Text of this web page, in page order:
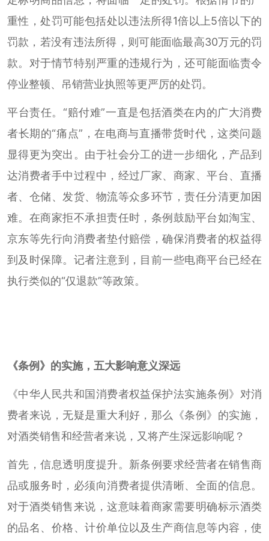
重性，处罚可能包括处以违法所得1倍以上5倍以下的
罚款，若没有违法所得，则可能面临最高30万元的罚
款。对于情节特别严重的违规行为，还可能面临责令
停业整顿、吊销营业执照等更严厉的处罚。
平台责任。“赔付难”一直是包括酒类在内的广大消费
者长期的“痛点”，在电商与直播带货时代，这类问题
显得更为突出。由于社会分工的进一步细化，产品到
达消费者手中过程中，经过厂家、商家、平台、直播
者、仓储、发货、物流等众多环节，责任分清更加困
难。在商家拒不承担责任时，条例鼓励平台如淘宝、
京东等先行向消费者垫付赔偿，确保消费者的权益得
到及时保障。记者注意到，目前一些电商平台已经在
执行类似的“仅退款”等政策。
《条例》的实施， 五大影响意义深远
《中华人民共和国消费者权益保护法实施条例》对消
费者来说，无疑是重大利好，那么《条例》的实施，
对酒类销售和经营者来说，又将产生深远影响呢？
首先，信息透明度提升。新条例要求经营者在销售商
品或服务时，必须向消费者提供清晰、全面的信息。
对于酒类销售来说，这意味着商家需要明确标示酒类
的品名、价格、计价单位以及生产商信息等内容，使